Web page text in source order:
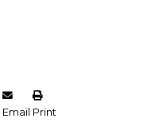
Email Print